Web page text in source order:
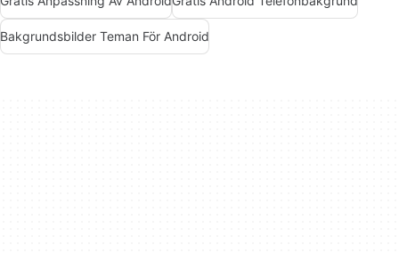
Bakgrundsbilder Teman För Android